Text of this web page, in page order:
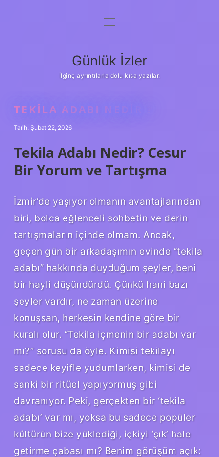
Anasayfa
Yasal Uyarı
menüyü
Günlük İzler
İlginç ayrıntılarla dolu kısa yazılar.
TEKILA ADABI NEDIR ?
Tarih: Şubat 22, 2026
Tekila Adabı Nedir? Cesur
Bir Yorum ve Tartışma
İzmir’de yaşıyor olmanın avantajlarından
biri, bolca eğlenceli sohbetin ve derin
tartışmaların içinde olmam. Ancak,
geçen gün bir arkadaşımın evinde “tekila
adabı” hakkında duyduğum şeyler, beni
bir hayli düşündürdü. Çünkü hani bazı
şeyler vardır, ne zaman üzerine
konuşsan, herkesin kendine göre bir
kuralı olur. “Tekila içmenin bir adabı var
mı?” sorusu da öyle. Kimisi tekilayı
sadece keyifle yudumlarken, kimisi de
sanki bir ritüel yapıyormuş gibi
davranıyor. Peki, gerçekten bir ‘tekila
adabı’ var mı, yoksa bu sadece popüler
kültürün bize yüklediği, içkiyi ‘şık’ hale
getirme çabası mı? Benim görüşüm açık: